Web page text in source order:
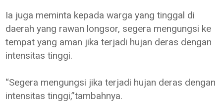
Ia juga meminta kepada warga yang tinggal di
daerah yang rawan longsor, segera mengungsi ke
tempat yang aman jika terjadi hujan deras dengan
intensitas tinggi.
“Segera mengungsi jika terjadi hujan deras dengan
intensitas tinggi,”tambahnya.